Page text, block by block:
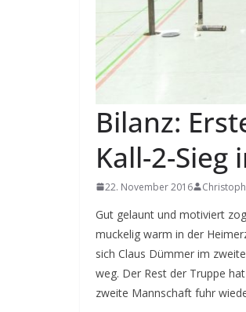
Bilanz:
Kall-2-
22. November 2016
Gut gelaunt und motiviert
muckelig warm in der
sich Claus Dümmer im
weg. Der Rest der Truppe
zweite Mannschaft fuhr